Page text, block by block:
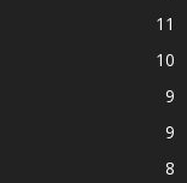
11
10
9
9
8